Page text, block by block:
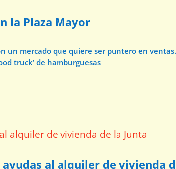
la Plaza Mayor
un mercado que quiere ser puntero en
truck’ de hamburguesas
al alquiler de vivienda